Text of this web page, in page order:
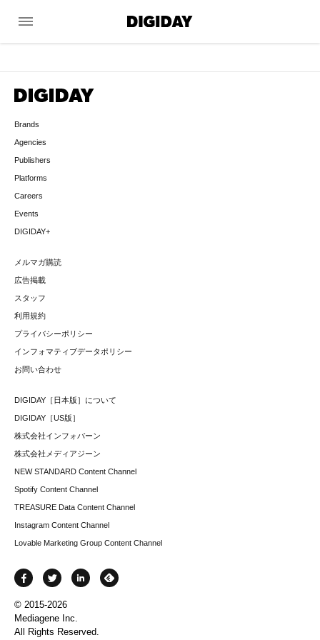
menu
Brands
Agencies
Publishers
Platforms
Careers
Events
DIGIDAY+
メルマガ購読
広告掲載
スタッフ
利用規約
プライバシーポリシー
インフォマティブデータポリシー
お問い合わせ
DIGIDAY［日本版］について
DIGIDAY［US版］
株式会社インフォバーン
株式会社メディアジーン
NEW STANDARD Content Channel
Spotify Content Channel
TREASURE Data Content Channel
Instagram Content Channel
Lovable Marketing Group Content Channel
© 2015-2026
Mediagene Inc.
All Rights Reserved.